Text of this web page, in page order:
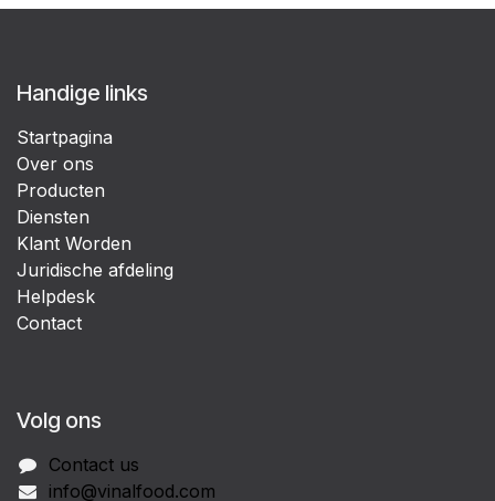
Handige links
Startpagina
Over ons
Producten
Diensten
Klant Worden
Juridische afdeling
Helpdesk
Contact
Volg ons
Contact us
info@vinalfood.com